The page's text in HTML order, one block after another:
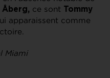
Åberg, ce sont
Tommy
apparaissent comme
Miami